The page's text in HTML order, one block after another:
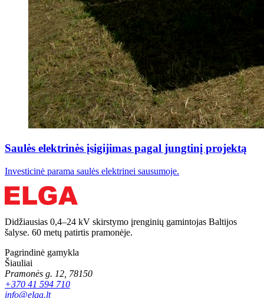
Saulės elektrinės įsigijimas pagal jungtinį projektą
Investicinė parama saulės elektrinei sausumoje.
Didžiausias 0,4–24 kV skirstymo įrenginių gamintojas Baltijos
šalyse. 60 metų patirtis pramonėje.
Pagrindinė gamykla
Šiauliai
Pramonės g. 12, 78150
+370 41 594 710
info@elga.lt